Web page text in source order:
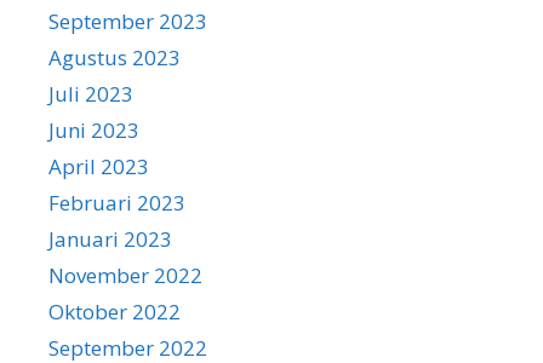
September 2023
Agustus 2023
Juli 2023
Juni 2023
April 2023
Februari 2023
Januari 2023
November 2022
Oktober 2022
September 2022